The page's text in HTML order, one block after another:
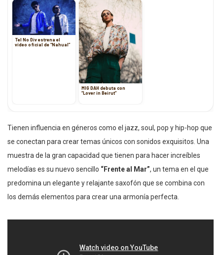
Tel No Div estrena el
vídeo oficial de “Nahual”
MIG DAH debuta con
“Lover in Beirut”
Tienen influencia en géneros como el jazz, soul, pop y hip-hop que
se conectan para crear temas únicos con sonidos exquisitos. Una
muestra de la gran capacidad que tienen para hacer increíbles
melodías es su nuevo sencillo “Frente al Mar”, un tema en el que
predomina un elegante y relajante saxofón que se combina con
los demás elementos para crear una armonía perfecta.